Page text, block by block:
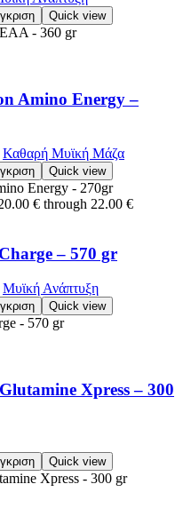
Quick view
Amino Energy –
Καθαρή Μυϊκή Μάζα
Quick view
€ through 22.00 €
– 570 gr
Μυϊκή Ανάπτυξη
Quick view
Xpress – 300
Quick view